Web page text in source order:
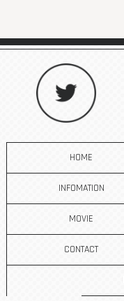
HOME
INFOMATION
MOVIE
CONTACT